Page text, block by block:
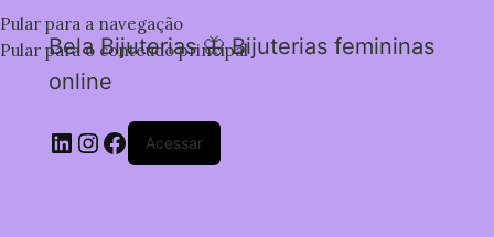
Pular para a navegação
Pular para o conteúdo principal
Bela Bijuterias 🦋 Bijuterias femininas
online
Acessar